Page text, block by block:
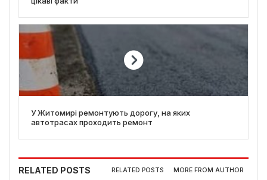
У Житомирі ремонтують дорогу, на яких
автотрасах проходить ремонт
RELATED POSTS RELATED POSTS MORE FROM AUTHOR